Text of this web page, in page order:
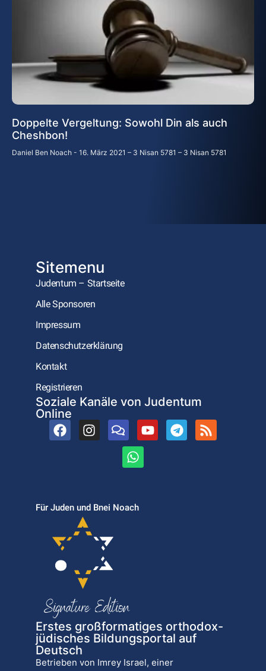
Doppelte Vergeltung: Sowohl Din als auch
Cheshbon!
Daniel Ben Noach 16. März 2021 – 3 Nisan 5781 – 3 Nisan 5781
Sitemenu
Judentum – Startseite
Alle Sponsoren
Impressum
Datenschutzerklärung
Kontakt
Registrieren
Soziale Kanäle von Judentum
Online
Für Juden und Bnei Noach
Erstes großformatiges orthodox-
jüdisches Bildungsportal auf
Deutsch
Betrieben von Imrey Israel, einer